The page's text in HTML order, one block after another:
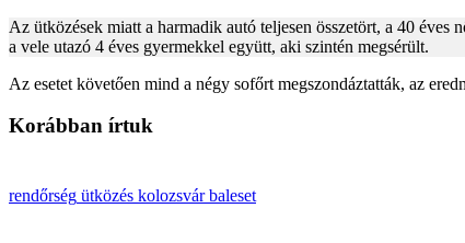
Az ütközések miatt a harmadik autó teljesen összetört, a 40
a vele utazó 4 éves gyermekkel együtt, aki szintén megsérült.
Az esetet követően mind a négy sofőrt megszondáztatták, az
Korábban írtuk
rendőrség ütközés kolozsvárbaleset